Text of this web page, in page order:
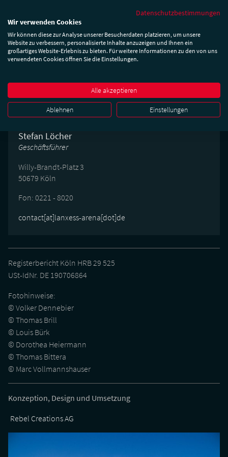
Impressum
Kontakt
ARENA Management GmbH
Stefan Löcher
Geschäftsführer
Willy-Brandt-Platz 3
50679 Köln
Fon: 0221 - 8020
contact[at]lanxess-arena[dot]de
Registerbericht Köln HRB 29 525
USt-IdNr. DE 190706864
Fotohinweise:
© Volker Dennebier
© Thomas Brill
© Louis Bürk
© Dorothea Heiermann
© Thomas Bittera
© Marc Vollmannshauser
Konzeption, Design und Umsetzung
Rebel Creations AG
Datenschutzbestimmungen
Wir verwenden Cookies
Wir können diese zur Analyse unserer Besucherdaten platzieren, um unsere
Website zu verbessern, personalisierte Inhalte anzuzeigen und Ihnen ein
großartiges Website-Erlebnis zu bieten. Für weitere Informationen zu den von uns
verwendeten Cookies öffnen Sie die Einstellungen.
Alle akzeptieren
Ablehnen Einstellungen